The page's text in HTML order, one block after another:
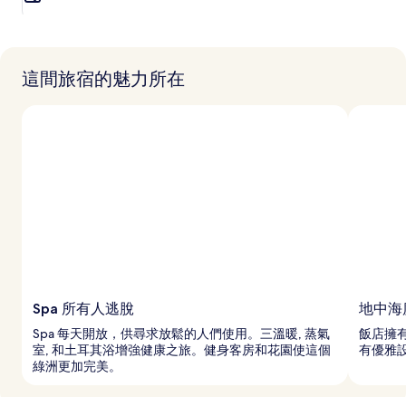
這間旅宿的魅力所在
Spa 所有人逃脫
Spa 每天開放，供尋求放鬆的人們使用。三溫暖, 蒸氣
室, 和土耳其浴增強健康之旅。健身客房和花園使這個
綠洲更加完美。
地中海
飯店擁
有優雅